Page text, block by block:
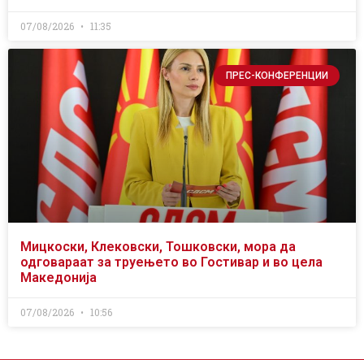
07/08/2026 11:35
ПРЕС-КОНФЕРЕНЦИИ
Мицкоски, Клековски, Тошковски, мора да
одговараат за труењето во Гостивар и во цела
Македонија
07/08/2026 10:56